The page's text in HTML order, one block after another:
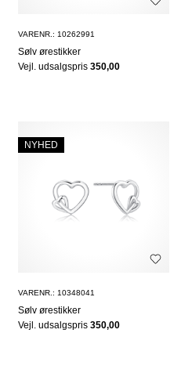
VARENR.: 10262991
Sølv ørestikker
Vejl. udsalgspris 350,00
NYHED
VARENR.: 10348041
Sølv ørestikker
Vejl. udsalgspris 350,00